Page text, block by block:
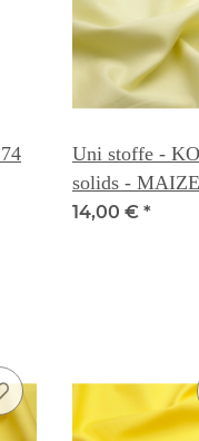
Uni stoffe -
solids -
14,00 € *